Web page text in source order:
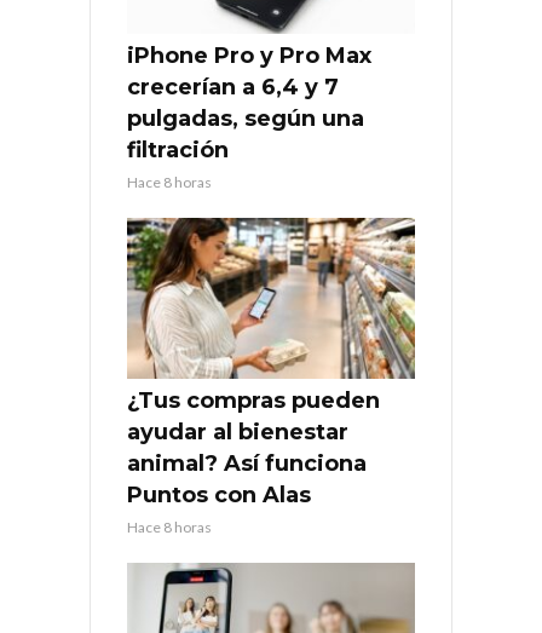
iPhone Pro y Pro Max
crecerían a 6,4 y 7
pulgadas, según una
filtración
Hace 8 horas
¿Tus compras pueden
ayudar al bienestar
animal? Así funciona
Puntos con Alas
Hace 8 horas